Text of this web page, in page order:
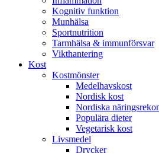
Kognitiv funktion
Munhälsa
Sportnutrition
Tarmhälsa & immunförsvar
Vikthantering
Kost
Kostmönster
Medelhavskost
Nordisk kost
Nordiska
Populära dieter
Vegetarisk kost
Livsmedel
Drycker